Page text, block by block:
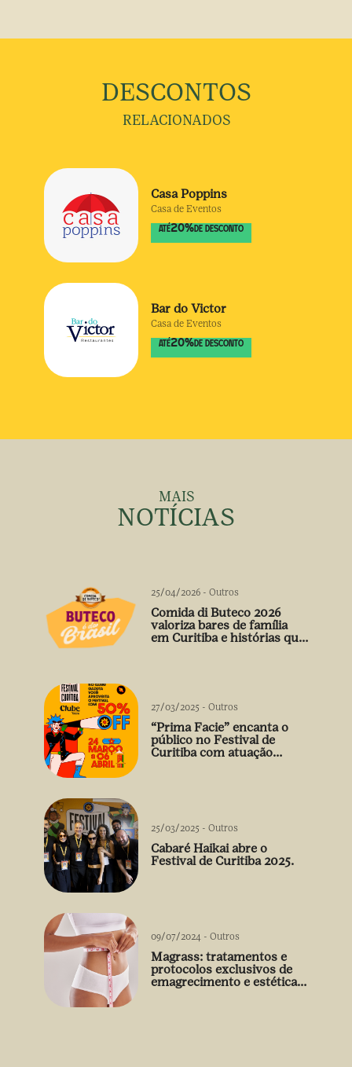
DESCONTOS
RELACIONADOS
Casa Poppins
Casa de Eventos
ATÉ20% DE DESCONTO
Bar do Victor
Casa de Eventos
ATÉ20% DE DESCONTO
MAIS
NOTÍCIAS
25/04/2026 - Outros
Comida di Buteco 2026
valoriza bares de família
em Curitiba e histórias que
27/03/2025 - Outros
“Prima Facie” encanta o
público no Festival de
Curitiba com atuação
25/03/2025 - Outros
Cabaré Haikai abre o
Festival de Curitiba 2025.
09/07/2024 - Outros
Magrass: tratamentos e
protocolos exclusivos de
emagrecimento e estética